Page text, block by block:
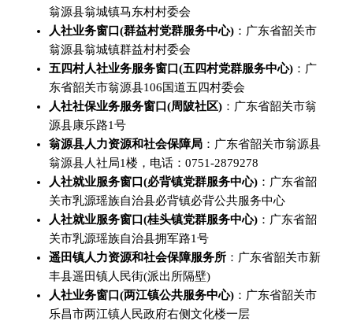
翁源县翁城镇马东村村委会
人社业务窗口(群益村党群服务中心) ：广东省韶关市
翁源县翁城镇群益村村委会
五四村人社业务服务窗口(五四村党群服务中心) ：广
东省韶关市翁源县106国道五四村委会
人社社保业务服务窗口(周陂社区) ：广东省韶关市翁
源县康乐路1号
翁源县人力资源和社会保障局 ：广东省韶关市翁源县
翁源县人社局1楼，电话：0751-2879278
人社就业服务窗口(必背镇党群服务中心) ：广东省韶
关市乳源瑶族自治县必背镇必背公共服务中心
人社就业服务窗口(桂头镇党群服务中心) ：广东省韶
关市乳源瑶族自治县拥军路1号
遥田镇人力资源和社会保障服务所 ：广东省韶关市新
丰县遥田镇人民街(派出所隔壁)
人社业务窗口(两江镇公共服务中心) ：广东省韶关市
乐昌市两江镇人民政府右侧文化楼一层